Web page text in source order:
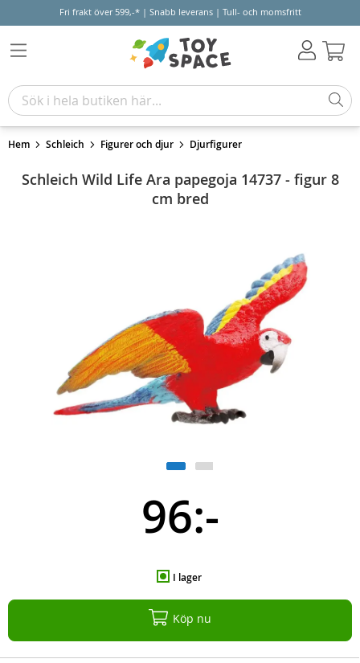
Fri frakt över 599,-* | Snabb leverans | Tull- och momsfritt
Hem Schleich Figurer och djur Djurfigurer
Schleich Wild Life Ara papegoja 14737 - figur 8
cm bred
96:-
I lager
Köp nu